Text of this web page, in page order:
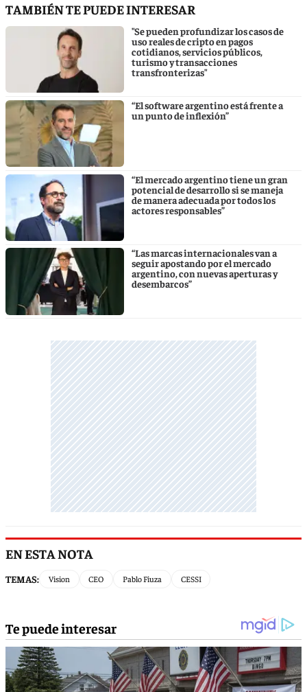
TAMBIÉN TE PUEDE INTERESAR
"Se pueden profundizar los casos de
uso reales de cripto en pagos
cotidianos, servicios públicos,
turismo y transacciones
transfronterizas"
“El software argentino está frente a
un punto de inflexión”
“El mercado argentino tiene un gran
potencial de desarrollo si se maneja
de manera adecuada por todos los
actores responsables”
“Las marcas internacionales van a
seguir apostando por el mercado
argentino, con nuevas aperturas y
desembarcos”
EN ESTA NOTA
TEMAS: Vision CEO Pablo Fiuza CESSI